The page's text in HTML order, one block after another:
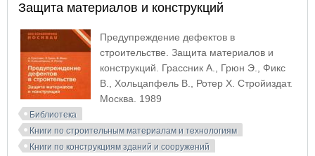
Защита материалов и конструкций
Предупреждение дефектов в
строительстве. Защита материалов и
конструкций. Грассник А., Грюн Э., Фикс
В., Хольцапфель В., Ротер Х. Стройиздат.
Москва. 1989
Библиотека
Книги по строительным материалам и технологиям
Книги по конструкциям зданий и сооружений